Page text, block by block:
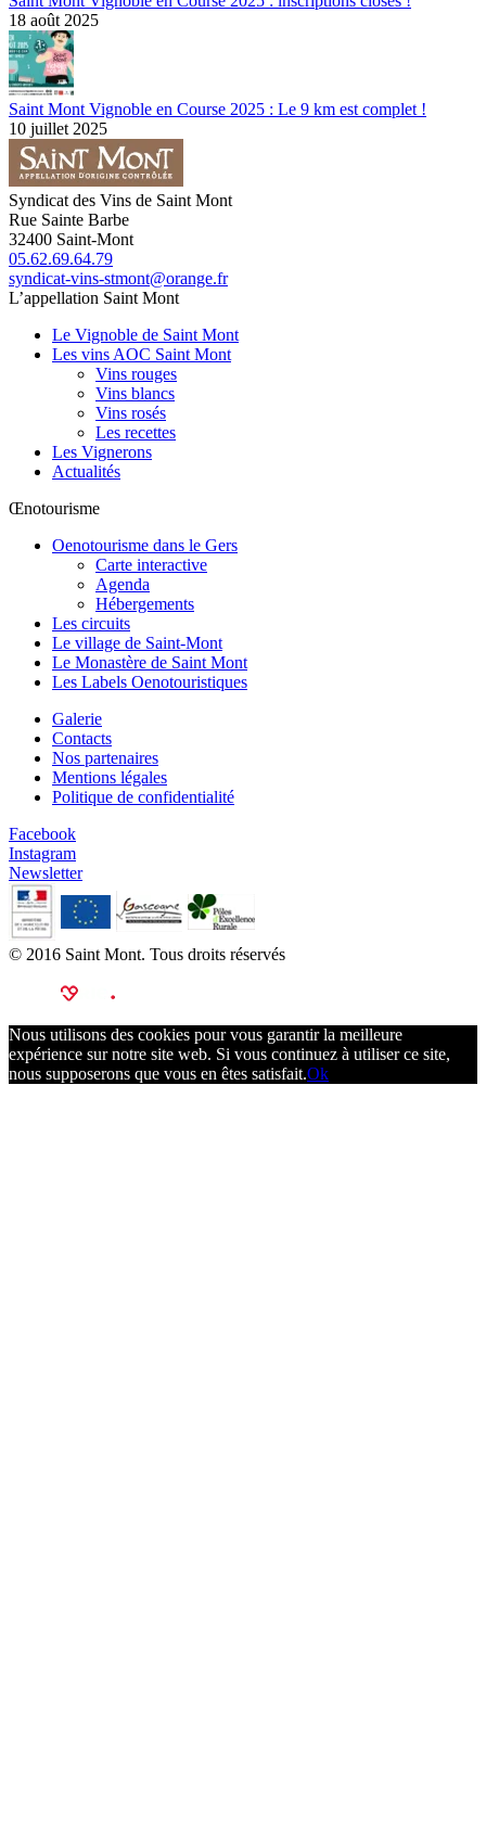
18 août 2025
Saint Mont Vignoble en Course 2025 : Le 9 km est complet !
10 juillet 2025
Syndicat des Vins de Saint Mont
Rue Sainte Barbe
32400 Saint-Mont
05.62.69.64.79
syndicat-vins-stmont@orange.fr
L’appellation Saint Mont
Le Vignoble de Saint Mont
Les vins AOC Saint Mont
Vins rouges
Vins blancs
Vins rosés
Les recettes
Les Vignerons
Actualités
Œnotourisme
Oenotourisme dans le Gers
Carte interactive
Agenda
Hébergements
Les circuits
Le village de Saint-Mont
Le Monastère de Saint Mont
Les Labels Oenotouristiques
Galerie
Contacts
Nos partenaires
Mentions légales
Politique de confidentialité
Facebook
Instagram
Newsletter
© 2016 Saint Mont. Tous droits réservés
Nous utilisons des cookies pour vous garantir la meilleure
expérience sur notre site web. Si vous continuez à utiliser ce site,
nous supposerons que vous en êtes satisfait.Ok